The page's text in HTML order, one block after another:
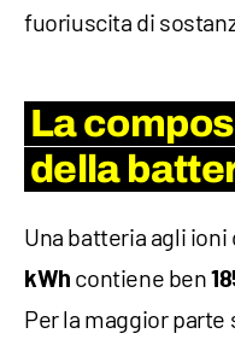
fuoriuscita di
La
della
Una batteria agli
kWh contiene ben
Per la maggior